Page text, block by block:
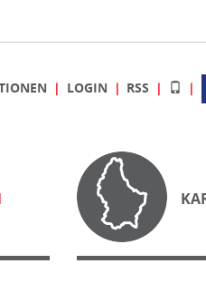
LOGIN RSS